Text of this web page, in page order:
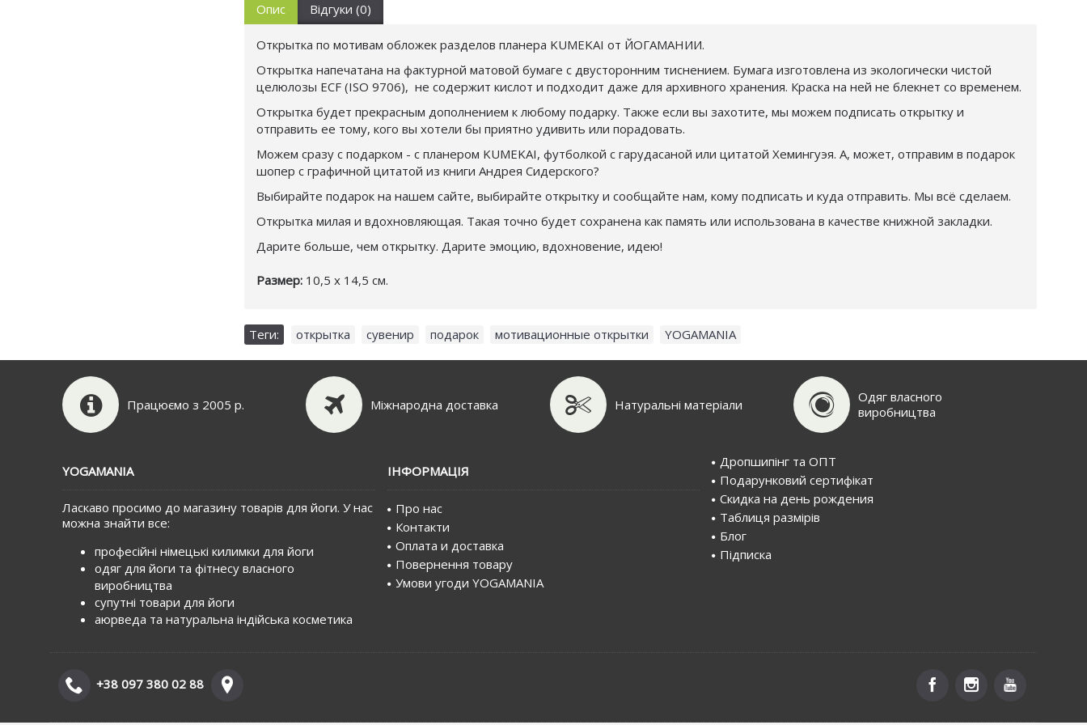
Опис Відгуки (0)
Открытка по мотивам обложек разделов планера KUMEKAI от ЙОГАМАНИИ.
Открытка напечатана на фактурной матовой бумаге с двусторонним тиснением. Бумага изготовлена из экологически чистой
целюлозы ECF (ISO 9706), не содержит кислот и подходит даже для архивного хранения. Краска на ней не блекнет со временем.
Открытка будет прекрасным дополнением к любому подарку. Также если вы захотите, мы можем подписать открытку и
отправить ее тому, кого вы хотели бы приятно удивить или порадовать.
Можем сразу с подарком - с планером KUMEKAI, футболкой с гарудасаной или цитатой Хемингуэя. А, может, отправим в подарок
шопер с графичной цитатой из книги Андрея Сидерского?
Выбирайте подарок на нашем сайте, выбирайте открытку и сообщайте нам, кому подписать и куда отправить. Мы всё сделаем.
Открытка милая и вдохновляющая. Такая точно будет сохранена как память или использована в качестве книжной закладки.
Дарите больше, чем открытку. Дарите эмоцию, вдохновение, идею!
Размер: 10,5 х 14,5 см.
Теги: открытка сувенир подарок мотивационные открытки YOGAMANIA
Працюємо з 2005 р. Міжнародна доставка Натуральні матеріали
Одяг власного
виробництва
YOGAMANIA
Ласкаво просимо до магазину товарів для йоги. У нас
можна знайти все:
професійні німецькі килимки для йоги
одяг для йоги та фітнесу власного
виробництва
супутні товари для йоги
аюрведа та натуральна індійська косметика
IНФОРМАЦIЯ
Про нас
Контакти
Оплата и доставка
Повернення товару
Умови угоди YOGAMANIA
Дропшипінг та ОПТ
Подарунковий сертифiкат
Скидка на день рождения
Таблиця размірів
Блог
Пiдписка
+38 097 380 02 88